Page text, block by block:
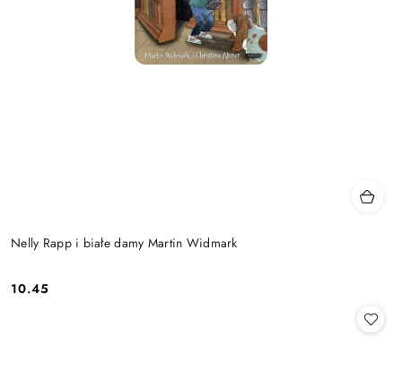
Nelly Rapp i białe damy Martin Widmark
Cena:
10.45